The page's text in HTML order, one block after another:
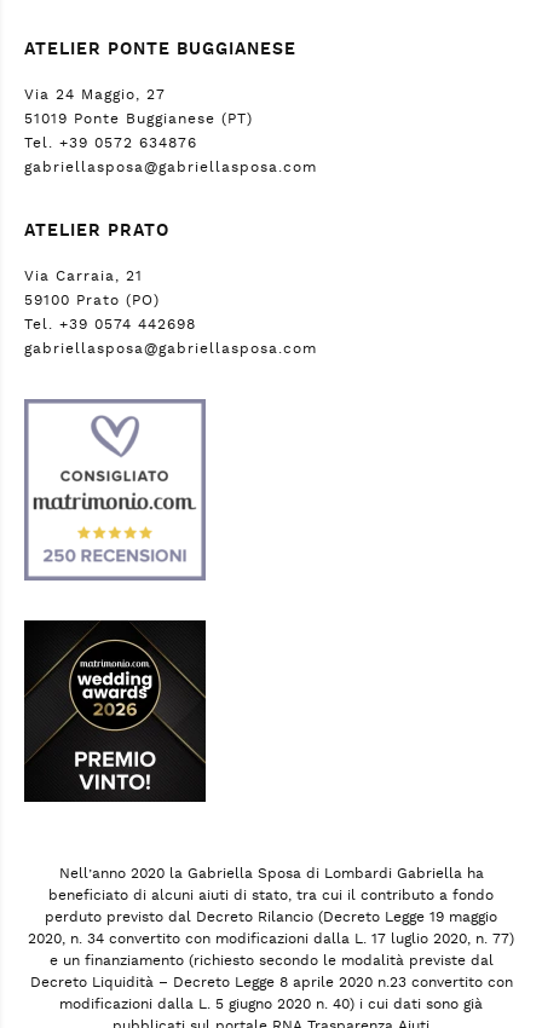
ATELIER PONTE BUGGIANESE
Via 24 Maggio, 27
51019 Ponte Buggianese (PT)
Tel. +39 0572 634876
gabriellasposa@gabriellasposa.com
ATELIER PRATO
Via Carraia, 21
59100 Prato (PO)
Tel. +39 0574 442698
gabriellasposa@gabriellasposa.com
Nell’anno 2020 la Gabriella Sposa di Lombardi Gabriella ha
beneficiato di alcuni aiuti di stato, tra cui il contributo a fondo
perduto previsto dal Decreto Rilancio (Decreto Legge 19 maggio
2020, n. 34 convertito con modificazioni dalla L. 17 luglio 2020, n. 77)
e un finanziamento (richiesto secondo le modalità previste dal
Decreto Liquidità – Decreto Legge 8 aprile 2020 n.23 convertito con
modificazioni dalla L. 5 giugno 2020 n. 40) i cui dati sono già